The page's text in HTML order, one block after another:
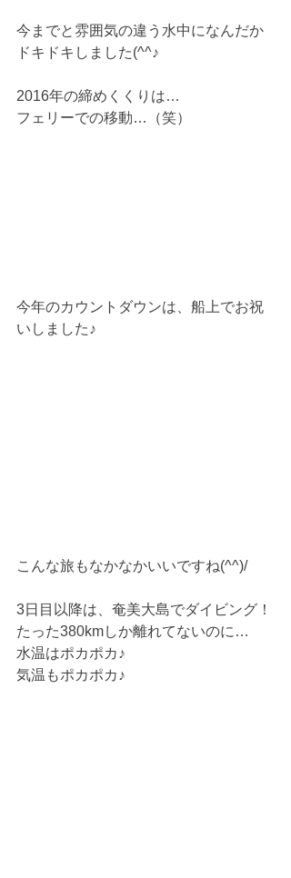
今までと雰囲気の違う水中になんだか
ドキドキしました(^^♪
2016年の締めくくりは…
フェリーでの移動…（笑）
今年のカウントダウンは、船上でお祝
いしました♪
こんな旅もなかなかいいですね(^^)/
3日目以降は、奄美大島でダイビング！
たった380kmしか離れてないのに…
水温はポカポカ♪
気温もポカポカ♪